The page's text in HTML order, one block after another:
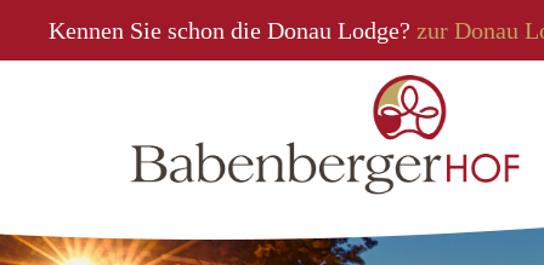
Kennen Sie schon die Donau Lodge? zur Donau